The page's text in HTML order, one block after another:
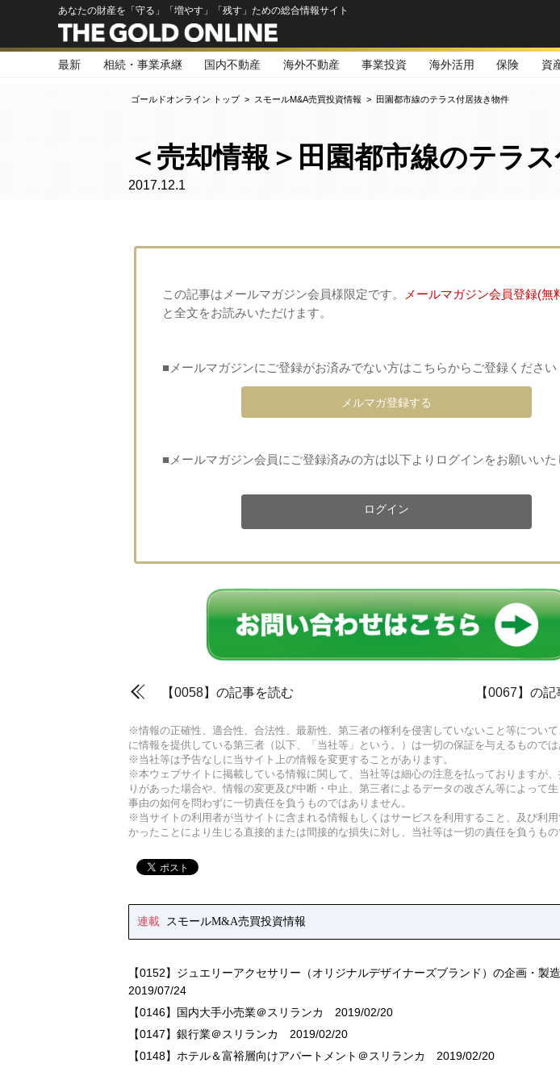
あなたの財産を「守る」「増やす」「残す」ための総合情報サイト
最新 相続・事業承継 国内不動産 海外不動産 事業投資 海外活用 保険 資
ゴールドオンライン トップ > スモールM&A売買投資情報 > 田園都市線のテラス付居抜き物件
＜売却情報＞田園都市線のテラ
2017.12.1
この記事はメールマガジン会員様限定です。 メールマガジン会員登録(無
と全文をお読みいただけます。
■メールマガジンにご登録がお済みでない方はこちらからご登録ください
メルマガ登録する
■メールマガジン会員にご登録済みの方は以下よりログインをお願いいた
ログイン
【0058】の記事を読む 【0067】の
※情報の正確性、適合性、合法性、最新性、第三者の権利を侵害していないこと等につい
に情報を提供している第三者（以下、「当社等」という。）は一切の保証を与えるものでは
※当社等は予告なしに当サイト上の情報を変更することがあります。
※本ウェブサイトに掲載している情報に関して、当社等は細心の注意を払っておりますが
りがあった場合や、情報の変更及び中断・中止、第三者によるデータの改ざん等によって
事由の如何を問わずに一切責任を負うものではありません。
※当サイトの利用者が当サイトに含まれる情報もしくはサービスを利用すること、及び利
かったことにより生じる直接的または間接的な損失に対し、当社等は一切の責任を負うもの
連載 スモールM&A売買投資情報
【0152】ジュエリーアクセサリー（オリジナルデザイナーズブランド）の企画・製
2019/07/24
【0146】国内大手小売業＠スリランカ
2019/02/20
【0147】銀行業＠スリランカ
2019/02/20
【0148】ホテル＆富裕層向けアパートメント＠スリランカ
2019/02/20